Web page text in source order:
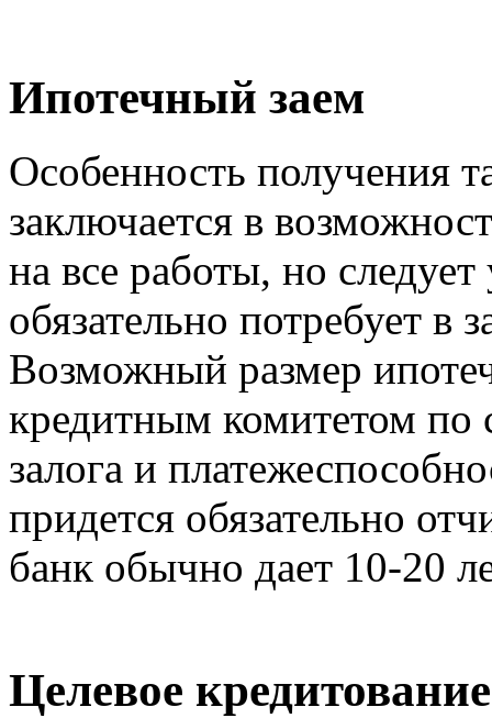
Ипотечный заем
Особенность получения
заключается в
на все работы, но
обязательно потребует в
Возможный размер
кредитным комитетом по
залога и
придется обязательно
банк обычно дает 10-20
Целевое кредитование